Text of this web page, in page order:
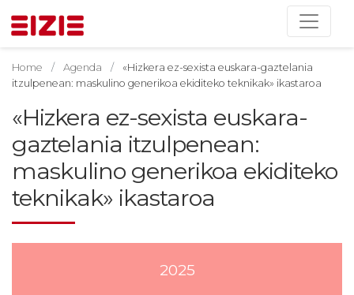
Home Agenda
«Hizkera ez-sexista euskara-gaztelania
itzulpenean: maskulino generikoa ekiditeko teknikak» ikastaroa
«Hizkera ez-sexista euskara-
gaztelania itzulpenean:
maskulino generikoa ekiditeko
teknikak» ikastaroa
2025